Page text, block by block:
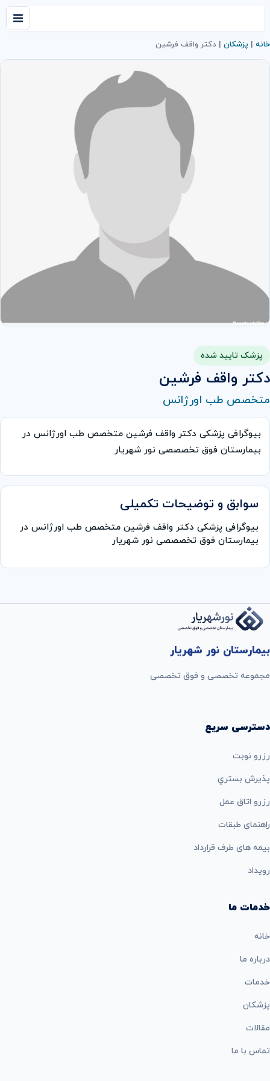
خانه | پزشکان | دكتر واقف فرشين
پزشک تایید شده
دكتر واقف فرشين
متخصص طب اورژانس
بیوگرافی پزشکی دكتر واقف فرشين متخصص طب اورژانس در
بیمارستان فوق تخصصصی نور شهریار
سوابق و توضیحات تکمیلی
بیوگرافی پزشکی دكتر واقف فرشين متخصص طب اورژانس در
بیمارستان فوق تخصصصی نور شهریار
بیمارستان نور شهریار
مجموعه تخصصی و فوق تخصصی
دسترسی سریع
رزرو نوبت
پذيرش بستري
رزرو اتاق عمل
راهنمای طبقات
بيمه های طرف قرارداد
رویداد
خدمات ما
خانه
درباره ما
خدمات
پزشکان
مقالات
تماس با ما